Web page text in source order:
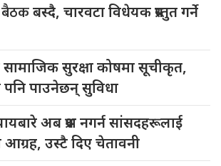
बैठकबस्दै, चारवटा विधेयक प्रस्तुत गर्ने
सुरक्षा कोषमा सूचीकृत,
पनि पाउनेछन् सुविधा
अब प्रश्न नगर्न सांसदहरूलाई
आग्रह, उस्टै दिए चेतावनी